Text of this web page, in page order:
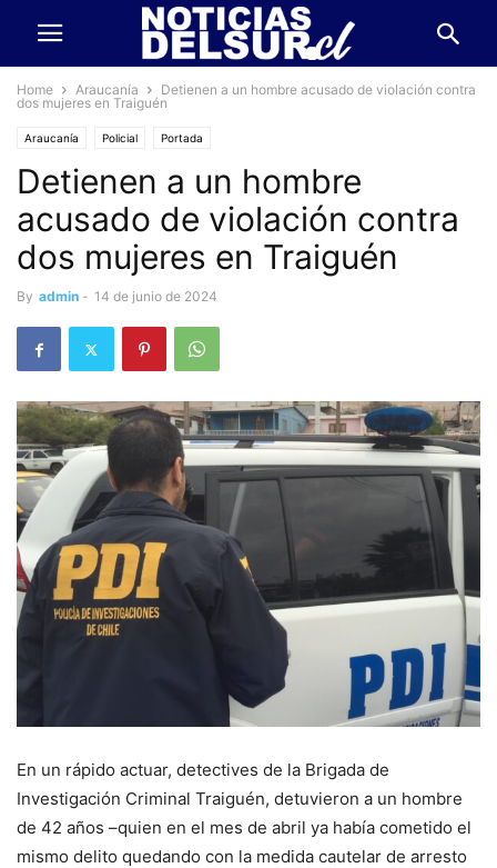
Home Araucanía
Detienen a un hombre acusado de violación contra
dos mujeres en Traiguén
Araucanía Policial Portada
Detienen a un hombre
acusado de violación contra
dos mujeres en Traiguén
By admin - 14 de junio de 2024
En un rápido actuar, detectives de la Brigada de
Investigación Criminal Traiguén, detuvieron a un hombre
de 42 años –quien en el mes de abril ya había cometido el
mismo delito quedando con la medida cautelar de arresto